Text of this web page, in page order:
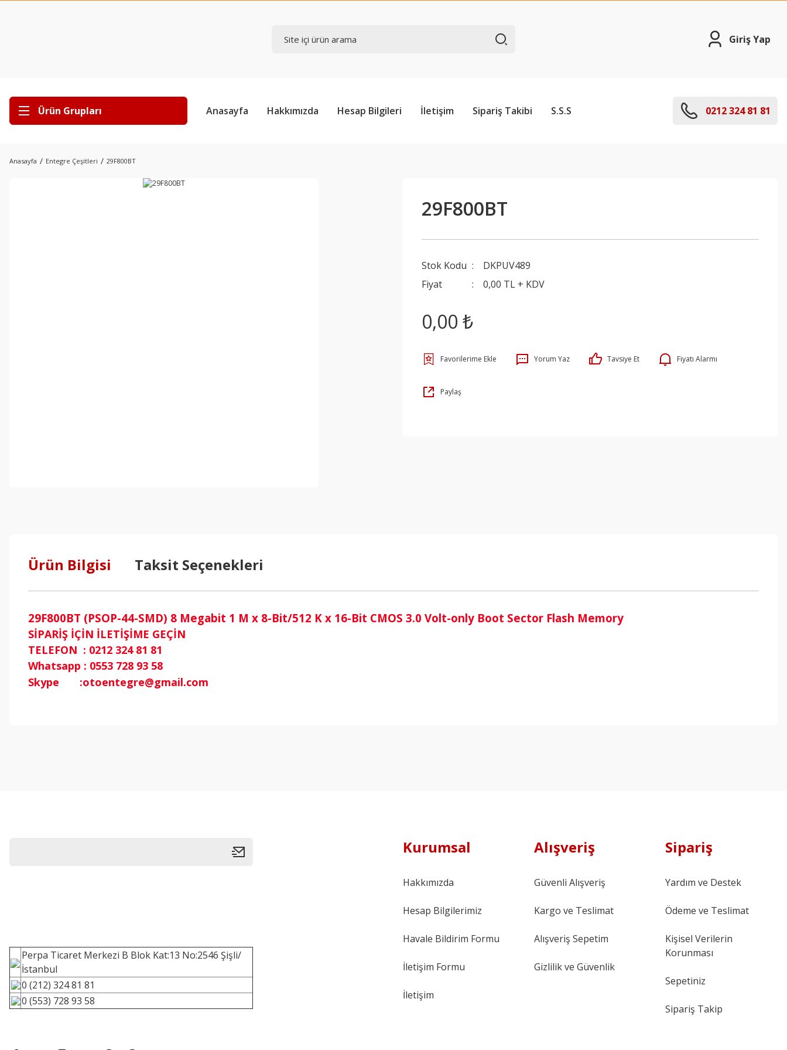
Giriş Yap
Ürün Grupları Anasayfa Hakkımızda Hesap Bilgileri İletişim Sipariş Takibi S.S.S 0212 324 81 81
Anasayfa Entegre Çeşitleri 29F800BT
29F800BT
Stok Kodu
DKPUV489
Fiyat
0,00 TL + KDV
0,00 ₺
Yorum Yaz Tavsiye Et Fiyatı Alarmı
Paylaş
Ürün Bilgisi Taksit Seçenekleri
29F800BT (PSOP-44-SMD) 8 Megabit 1 M x 8-Bit/512 K x 16-Bit CMOS 3.0 Volt-only Boot Sector Flash Memory
SİPARİŞ İÇİN İLETİŞİME GEÇİN
TELEFON : 0212 324 81 81
Whatsapp : 0553 728 93 58
Skype :otoentegre@gmail.com
Perpa Ticaret Merkezi B Blok Kat:13 No:2546 Şişli/
İstanbul
0 (212) 324 81 81
0 (553) 728 93 58
Kurumsal
Hakkımızda
Hesap Bilgilerimiz
Havale Bildirim Formu
İletişim Formu
İletişim
Alışveriş
Güvenli Alışveriş
Kargo ve Teslimat
Alışveriş Sepetim
Gizlilik ve Güvenlik
Sipariş
Yardım ve Destek
Ödeme ve Teslimat
Kişisel Verilerin
Korunması
Sepetiniz
Sipariş Takip